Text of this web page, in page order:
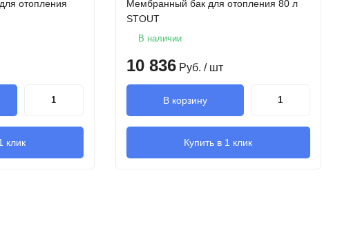
отопления
клик
Мембранный бак для отопления 80 л
STOUT
В наличии
10 836 Руб. / шт
В корзину
Купить в 1 клик